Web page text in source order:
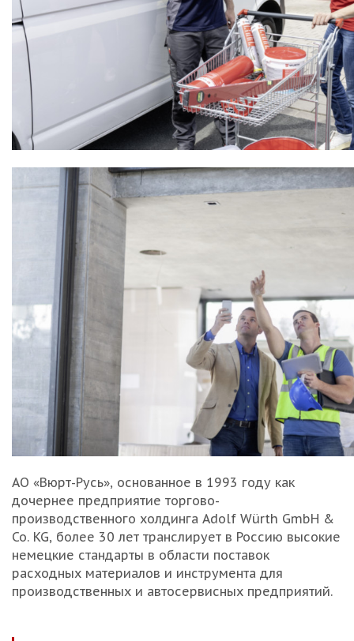
АО «Вюрт-Русь», основанное в 1993 году как
дочернее предприятие торгово-
производственного холдинга Adolf Würth GmbH &
Co. KG, более 30 лет транслирует в Россию высокие
немецкие стандарты в области поставок
расходных материалов и инструмента для
производственных и автосервисных предприятий.